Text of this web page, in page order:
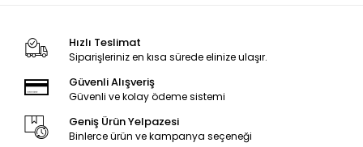
Hızlı Teslimat
Siparişleriniz en kısa sürede elinize ulaşır.
Güvenli Alışveriş
Güvenli ve kolay ödeme sistemi
Geniş Ürün Yelpazesi
Binlerce ürün ve kampanya seçeneği